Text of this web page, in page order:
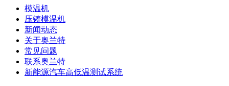
模温机
压铸模温机
新闻动态
关于奥兰特
常见问题
联系奥兰特
新能源汽车高低温测试系统